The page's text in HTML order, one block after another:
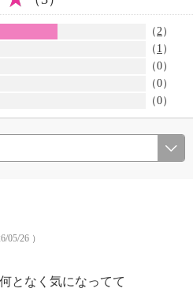
（2）
（ 1 ）
（0）
（0）
（0）
05/26 ）
となく気になってて